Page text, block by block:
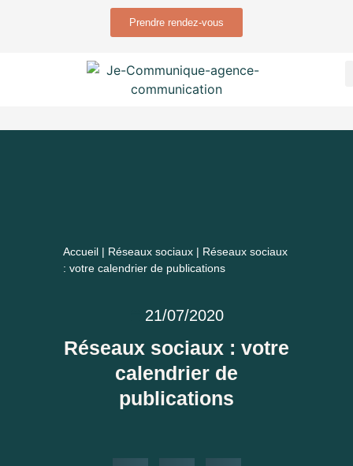
Prendre rendez-vous
Accueil | Réseaux sociaux | Réseaux sociaux
: votre calendrier de publications
21/07/2020
Réseaux sociaux : votre
calendrier de
publications